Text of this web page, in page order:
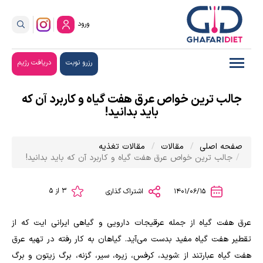
ورود
رزرو نوبت دریافت رژیم
جالب ترین خواص عرق هفت گیاه و کاربرد آن که
باید بدانید!
صفحه اصلی مقالات
مقالات تغذیه
جالب ترین خواص عرق هفت گیاه و کاربرد آن که باید بدانید!
اشتراک گذاری
عرق هفت گیاه از جمله عرقیجات دارویی و گیاهی ایرانی ایت که از
تقطیر هفت گیاه مفید بدست می‌آید. گیاهان به کار رفته در تهیه عرق
هفت گیاه عبارتند از :شوید، کرفس، زیره، سیر، گزنه، برگ زیتون و برگ